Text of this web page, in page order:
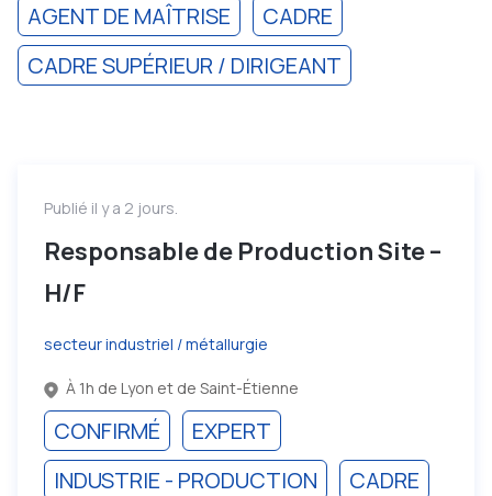
AGENT DE MAÎTRISE
CADRE
CADRE SUPÉRIEUR / DIRIGEANT
Publié il y a 2 jours.
Responsable de Production Site –
H/F
secteur industriel / métallurgie
À 1h de Lyon et de Saint-Étienne
CONFIRMÉ
EXPERT
INDUSTRIE - PRODUCTION
CADRE